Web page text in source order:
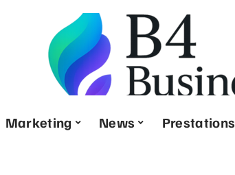
Marketing News Prestations